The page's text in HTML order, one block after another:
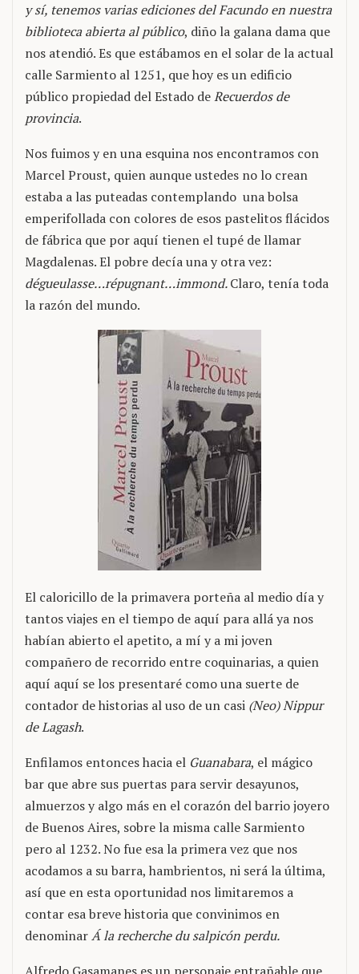
y sí, tenemos varias ediciones del Facundo en nuestra
biblioteca abierta al público, diño la galana dama que
nos atendió. Es que estábamos en el solar de la actual
calle Sarmiento al 1251, que hoy es un edificio
público propiedad del Estado deRecuerdos de
provincia.
Nos fuimos y en una esquina nos encontramos con
Marcel Proust, quien aunque ustedes no lo crean
estaba a las puteadas contemplando una bolsa
emperifollada con colores de esos pastelitos flácidos
de fábrica que por aquí tienen el tupé de llamar
Magdalenas. El pobre decía una y otra vez:
dégueulasse…répugnant…immond.Claro, tenía toda
la razón del mundo.
El caloricillo de la primavera porteña al medio día y
tantos viajes en el tiempo de aquí para allá ya nos
habían abierto el apetito, a mí y a mi joven
compañero de recorrido entre coquinarias, a quien
aquí aquí se los presentaré como una suerte de
contador de historias al uso de un casi (Neo) Nippur
de Lagash.
Enfilamos entonces hacia el Guanabara, el mágico
bar que abre sus puertas para servir desayunos,
almuerzos y algo más en el corazón del barrio joyero
de Buenos Aires, sobre la misma calle Sarmiento
pero al 1232. No fue esa la primera vez que nos
acodamos a su barra, hambrientos, ni será la última,
así que en esta oportunidad nos limitaremos a
contar esa breve historia que convinimos en
denominarÁ la recherche du salpicón perdu.